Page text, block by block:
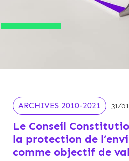
ARCHIVES 2010-2021 31/
Le Conseil
la protection de
comme objectif de